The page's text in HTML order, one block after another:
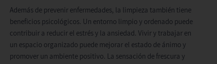
Además de prevenir enfermedades, la limpieza también tiene
beneficios psicológicos. Un entorno limpio y ordenado puede
contribuir a reducir el estrés y la ansiedad. Vivir y trabajar en
un espacio organizado puede mejorar el estado de ánimo y
promover un ambiente positivo. La sensación de frescura y